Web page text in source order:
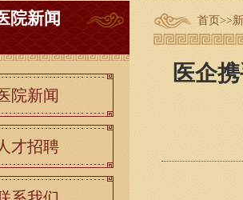
首页>>
医企
院新闻
院新闻
才招聘